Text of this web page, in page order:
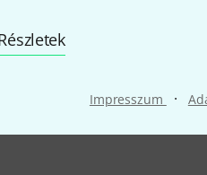
Impresszum ·